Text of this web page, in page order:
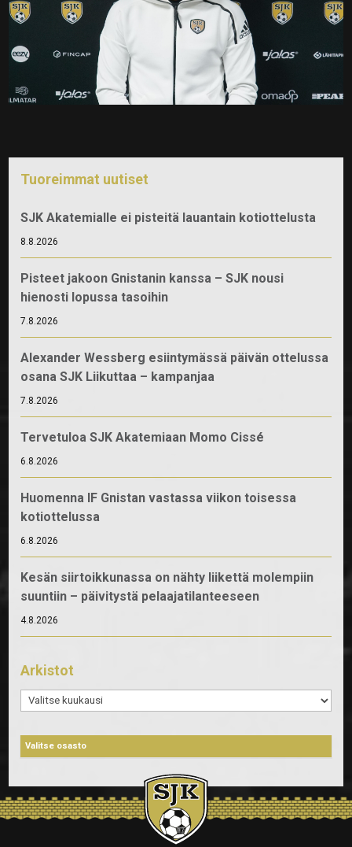
Tuoreimmat uutiset
SJK Akatemialle ei pisteitä lauantain kotiottelusta
8.8.2026
Pisteet jakoon Gnistanin kanssa – SJK nousi
hienosti lopussa tasoihin
7.8.2026
Alexander Wessberg esiintymässä päivän ottelussa
osana SJK Liikuttaa – kampanjaa
7.8.2026
Tervetuloa SJK Akatemiaan Momo Cissé
6.8.2026
Huomenna IF Gnistan vastassa viikon toisessa
kotiottelussa
6.8.2026
Kesän siirtoikkunassa on nähty liikettä molempiin
suuntiin – päivitystä pelaajatilanteeseen
4.8.2026
Arkistot
Arkistot